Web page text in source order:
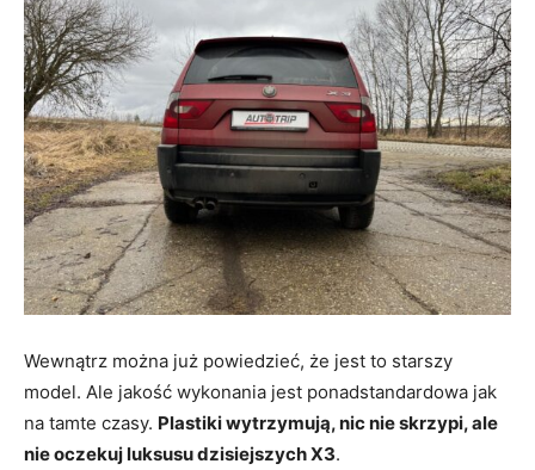
Wewnątrz można już powiedzieć, że jest to starszy
model. Ale jakość wykonania jest ponadstandardowa jak
na tamte czasy. Plastiki wytrzymują, nic nie skrzypi, ale
nie oczekuj luksusu dzisiejszych X3.